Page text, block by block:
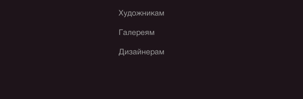
Художникам
Галереям
Дизайнерам